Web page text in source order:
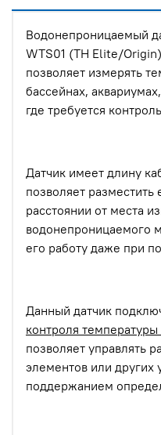
Водонепроницаемый
WTS01 (TH Elite/
позволяет измерять
бассейнах,
где требуется
Датчик имеет длину
позволяет
расстоянии от места
водонепроницаемого
его работу даже при
Данный датчик
контроля
позволяет управлять
элементов или других
поддержанием